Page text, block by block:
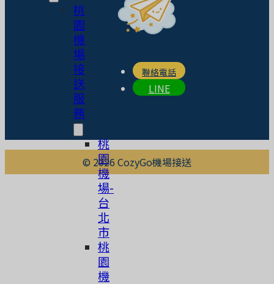
桃
園
機
場
接
送
服
務
桃
園
機
場-
台
北
市
桃
園
機
聯絡電話
LINE
© 2026 CozyGo機場接送